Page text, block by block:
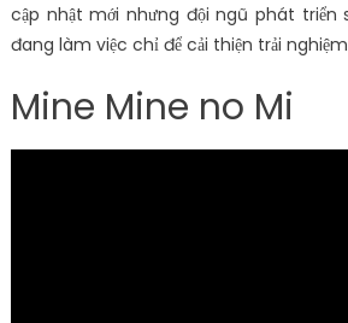
cập nhật mới nhưng đội ngũ phát triển
đang làm việc chỉ để cải thiện trải
Mine Mine no Mi